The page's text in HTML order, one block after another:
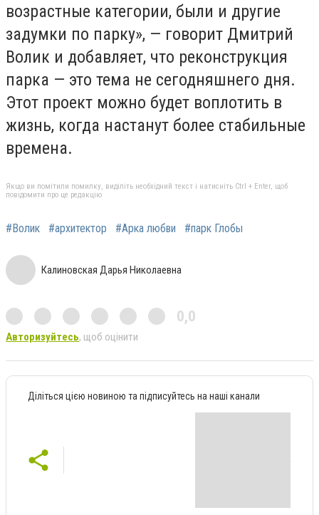
возрастные категории, были и другие
задумки по парку», — говорит Дмитрий
Волик и добавляет, что реконструкция
парка — это тема не сегодняшнего дня.
Этот проект можно будет воплотить в
жизнь, когда настанут более стабильные
времена.
Якщо ви помітили помилку, виділіть необхідний текст і натисніть Ctrl + Enter, щоб
повідомити про це редакцію
#Волик #архитектор #Арка любви #парк Глобы
Калиновская Дарья Николаевна
0,0
Авторизуйтесь, щоб оцінити
Діліться цією новиною та підписуйтесь на наші канали